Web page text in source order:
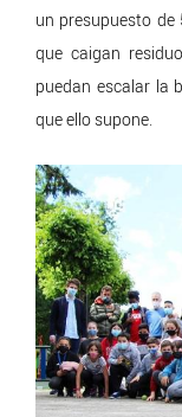
un presupuesto de
que caigan
puedan escalar la
que ello supone.